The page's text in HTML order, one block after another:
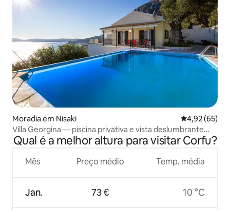
Moradia em Nisaki Classificação
4,92 (65)
Villa Georgina — piscina privativa e vista deslumbrante
para o mar
Qual é a melhor altura para visitar Corfu?
Mês
Jan.
Preço médio
73 €
Temp. média
10 °C